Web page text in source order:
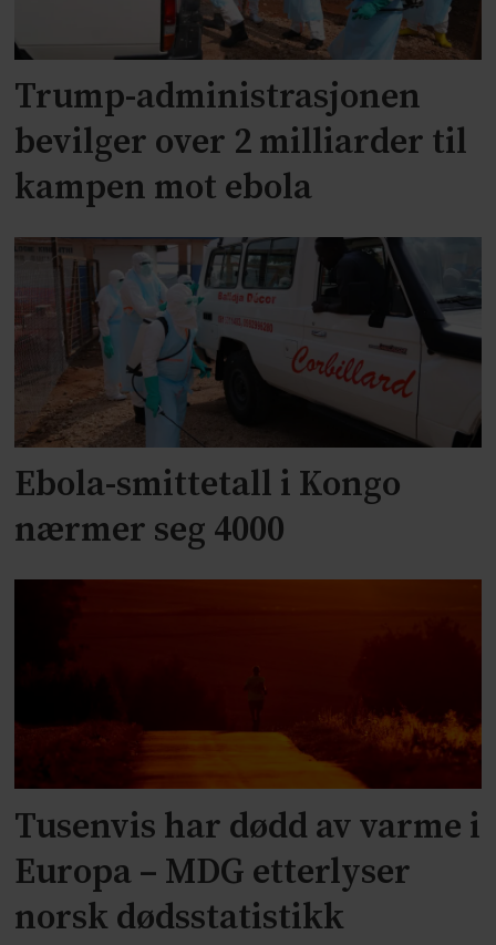
Trump-administrasjonen
bevilger over 2 milliarder til
kampen mot ebola
Ebola-smittetall i Kongo
nærmer seg 4000
Tusenvis har dødd av varme i
Europa – MDG etterlyser
norsk dødsstatistikk